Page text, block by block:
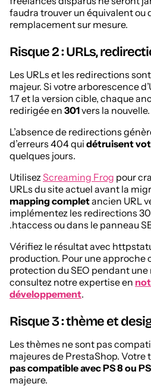
faudra trouver un équivalent ou
remplacement sur mesure.
Risque 2 : URLs,
Les URLs et les redirections
majeur. Si votre arborescence
1.7 et la version cible, chaque
redirigée en 301vers la nouvelle.
L’absence de redirections
d’erreurs 404 qui détruisent
quelques jours.
Utilisez Screaming Frog pour
URLs du site actuel avant la
mapping completancien URL
implémentez les redirections
.htaccess ou dans le panneau
Vérifiez le résultat avec
production. Pour une approche
protection du SEO pendant
consultez notre expertise en
développement.
Risque 3 : thème et
Les thèmes ne sont pas
majeures de PrestaShop. Votre
pas compatible avec PS 8 ou
majeure.